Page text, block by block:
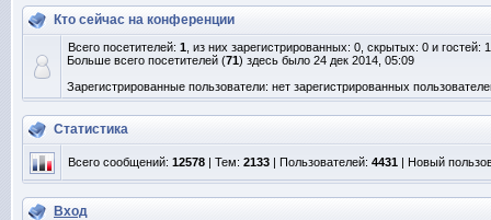
Кто сейчас на конференции
Всего посетителей: 1 , из них зарегистрированных: 0, скрытых: 0 и
Больше всего посетителей (71) здесь было 24 дек 2014, 05:09
Зарегистрированные пользователи: нет зарегистрированных
Статистика
Всего сообщений: 12578 | Тем: 2133 | Пользователей: 4431 | Новый
Вход